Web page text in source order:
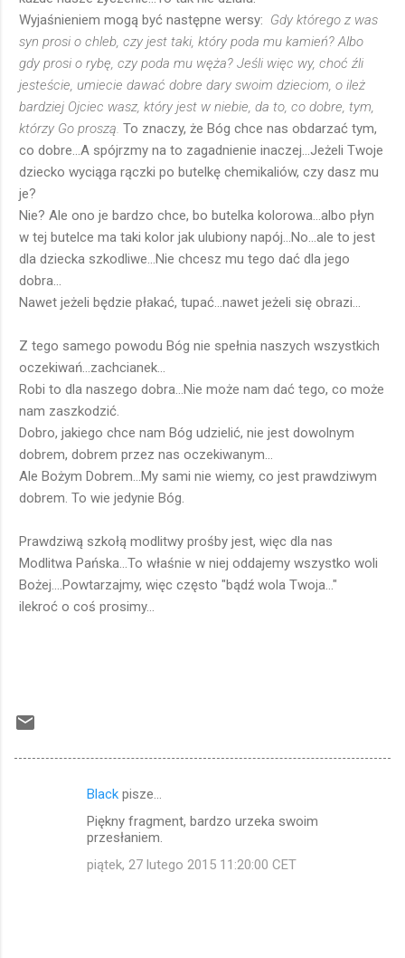
Wyjaśnieniem mogą być następne wersy: Gdy którego z was
syn prosi o chleb, czy jest taki, który poda mu kamień? Albo
gdy prosi o rybę, czy poda mu węża? Jeśli więc wy, choć źli
jesteście, umiecie dawać dobre dary swoim dzieciom, o ileż
bardziej Ojciec wasz, który jest w niebie, da to, co dobre, tym,
którzy Go proszą. To znaczy, że Bóg chce nas obdarzać tym,
co dobre...A spójrzmy na to zagadnienie inaczej...Jeżeli Twoje
dziecko wyciąga rączki po butelkę chemikaliów, czy dasz mu
je?
Nie? Ale ono je bardzo chce, bo butelka kolorowa...albo płyn
w tej butelce ma taki kolor jak ulubiony napój...No...ale to jest
dla dziecka szkodliwe...Nie chcesz mu tego dać dla jego
dobra...
Nawet jeżeli będzie płakać, tupać...nawet jeżeli się obrazi...
Z tego samego powodu Bóg nie spełnia naszych wszystkich
oczekiwań...zachcianek...
Robi to dla naszego dobra...Nie może nam dać tego, co może
nam zaszkodzić.
Dobro, jakiego chce nam Bóg udzielić, nie jest dowolnym
dobrem, dobrem przez nas oczekiwanym...
Ale Bożym Dobrem...My sami nie wiemy, co jest prawdziwym
dobrem. To wie jedynie Bóg.
Prawdziwą szkołą modlitwy prośby jest, więc dla nas
Modlitwa Pańska...To właśnie w niej oddajemy wszystko woli
Bożej....Powtarzajmy, więc często "bądź wola Twoja..."
ilekroć o coś prosimy...
Black pisze…
Piękny fragment, bardzo urzeka swoim
przesłaniem.
piątek, 27 lutego 2015 11:20:00 CET